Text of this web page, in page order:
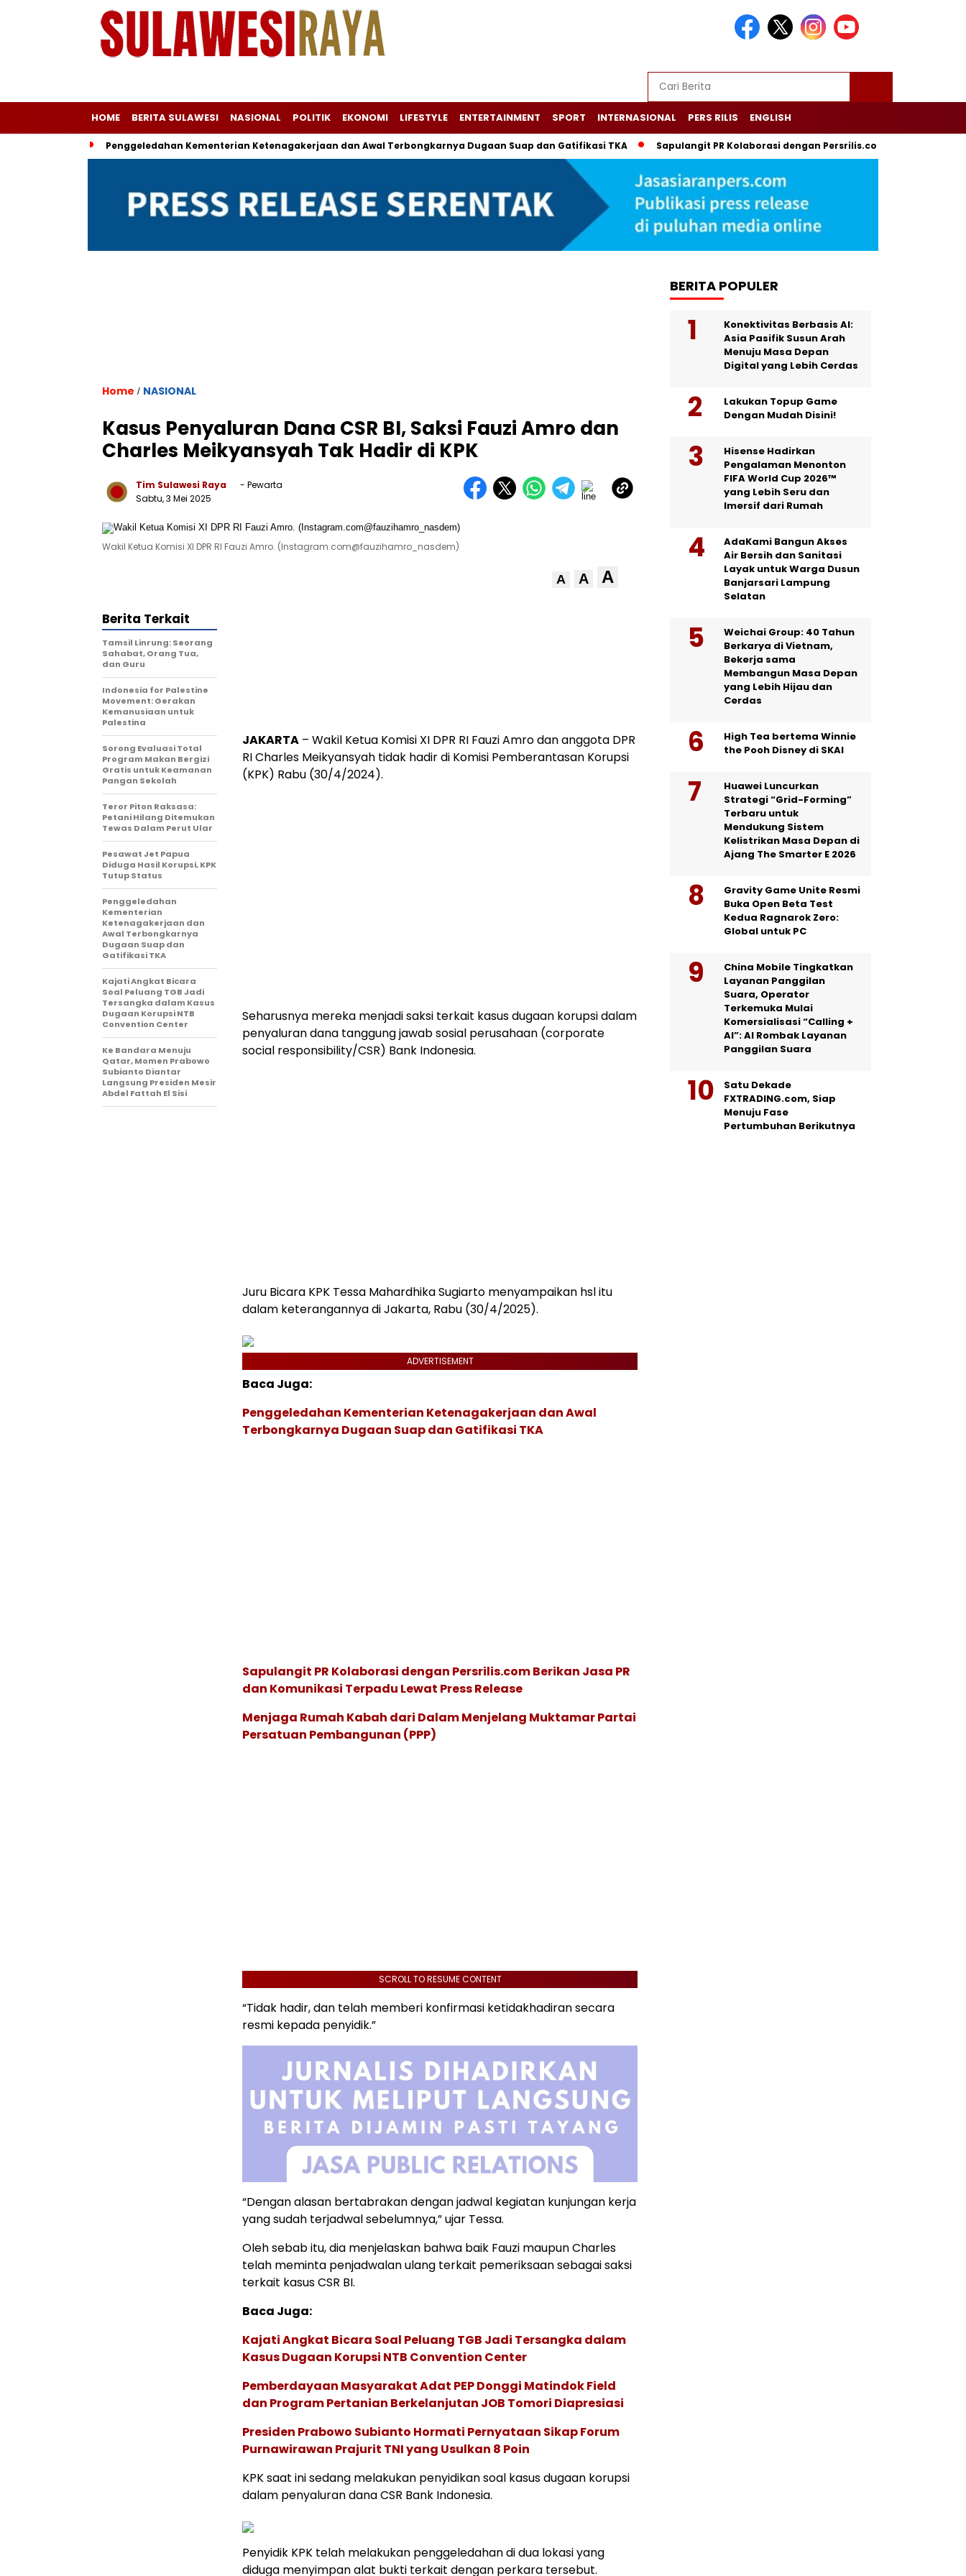
HOME BERITA SULAWESI NASIONAL POLITIK EKONOMI LIFESTYLE ENTERTAINMENT SPORT INTERNASIONAL PERS RILIS ENGLISH
Penggeledahan Kementerian Ketenagakerjaan dan Awal Terbongkarnya Dugaan Suap dan Gatifikasi TKA Sapulangit PR Kolaborasi dengan Persrilis.com Berikan Jasa
Home / NASIONAL
Kasus Penyaluran Dana CSR BI, Saksi Fauzi Amro dan
Charles Meikyansyah Tak Hadir di KPK
Tim Sulawesi Raya
- Pewarta
Sabtu, 3 Mei 2025
Wakil Ketua Komisi XI DPR RI Fauzi Amro. (Instagram.com@fauzihamro_nasdem)
A A A
JAKARTA – Wakil Ketua Komisi XI DPR RI Fauzi Amro dan anggota DPR
RI Charles Meikyansyah tidak hadir di Komisi Pemberantasan Korupsi
(KPK) Rabu (30/4/2024).
Seharusnya mereka menjadi saksi terkait kasus dugaan korupsi dalam
penyaluran dana tanggung jawab sosial perusahaan (corporate
social responsibility/CSR) Bank Indonesia.
Juru Bicara KPK Tessa Mahardhika Sugiarto menyampaikan hsl itu
dalam keterangannya di Jakarta, Rabu (30/4/2025).
ADVERTISEMENT
Baca Juga:
Penggeledahan Kementerian Ketenagakerjaan dan Awal
Terbongkarnya Dugaan Suap dan Gatifikasi TKA
Sapulangit PR Kolaborasi dengan Persrilis.com Berikan Jasa PR
dan Komunikasi Terpadu Lewat Press Release
Menjaga Rumah Kabah dari Dalam Menjelang Muktamar Partai
Persatuan Pembangunan (PPP)
SCROLL TO RESUME CONTENT
“Tidak hadir, dan telah memberi konfirmasi ketidakhadiran secara
resmi kepada penyidik.”
“Dengan alasan bertabrakan dengan jadwal kegiatan kunjungan kerja
yang sudah terjadwal sebelumnya,” ujar Tessa.
Oleh sebab itu, dia menjelaskan bahwa baik Fauzi maupun Charles
telah meminta penjadwalan ulang terkait pemeriksaan sebagai saksi
terkait kasus CSR BI.
Baca Juga:
Kajati Angkat Bicara Soal Peluang TGB Jadi Tersangka dalam
Kasus Dugaan Korupsi NTB Convention Center
Pemberdayaan Masyarakat Adat PEP Donggi Matindok Field
dan Program Pertanian Berkelanjutan JOB Tomori Diapresiasi
Presiden Prabowo Subianto Hormati Pernyataan Sikap Forum
Purnawirawan Prajurit TNI yang Usulkan 8 Poin
KPK saat ini sedang melakukan penyidikan soal kasus dugaan korupsi
dalam penyaluran dana CSR Bank Indonesia.
Penyidik KPK telah melakukan penggeledahan di dua lokasi yang
diduga menyimpan alat bukti terkait dengan perkara tersebut.
Berita Terkait
Tamsil Linrung: Seorang
Sahabat, Orang Tua,
dan Guru
Indonesia for Palestine
Movement: Gerakan
Kemanusiaan untuk
Palestina
Sorong Evaluasi Total
Program Makan Bergizi
Gratis untuk Keamanan
Pangan Sekolah
Teror Piton Raksasa:
Petani Hilang Ditemukan
Tewas Dalam Perut Ular
Pesawat Jet Papua
Diduga Hasil Korupsi, KPK
Tutup Status
Penggeledahan
Kementerian
Ketenagakerjaan dan
Awal Terbongkarnya
Dugaan Suap dan
Gatifikasi TKA
Kajati Angkat Bicara
Soal Peluang TGB Jadi
Tersangka dalam Kasus
Dugaan Korupsi NTB
Convention Center
Ke Bandara Menuju
Qatar, Momen Prabowo
Subianto Diantar
Langsung Presiden Mesir
Abdel Fattah El Sisi
BERITA POPULER
Konektivitas Berbasis AI:
Asia Pasifik Susun Arah
Menuju Masa Depan
Digital yang Lebih Cerdas
Lakukan Topup Game
Dengan Mudah Disini!
Hisense Hadirkan
Pengalaman Menonton
FIFA World Cup 2026™
yang Lebih Seru dan
Imersif dari Rumah
AdaKami Bangun Akses
Air Bersih dan Sanitasi
Layak untuk Warga Dusun
Banjarsari Lampung
Selatan
Weichai Group: 40 Tahun
Berkarya di Vietnam,
Bekerja sama
Membangun Masa Depan
yang Lebih Hijau dan
Cerdas
High Tea bertema Winnie
the Pooh Disney di SKAI
Huawei Luncurkan
Strategi “Grid-Forming”
Terbaru untuk
Mendukung Sistem
Kelistrikan Masa Depan di
Ajang The Smarter E 2026
Gravity Game Unite Resmi
Buka Open Beta Test
Kedua Ragnarok Zero:
Global untuk PC
China Mobile Tingkatkan
Layanan Panggilan
Suara, Operator
Terkemuka Mulai
Komersialisasi “Calling +
AI”: AI Rombak Layanan
Panggilan Suara
Satu Dekade
FXTRADING.com, Siap
Menuju Fase
Pertumbuhan Berikutnya